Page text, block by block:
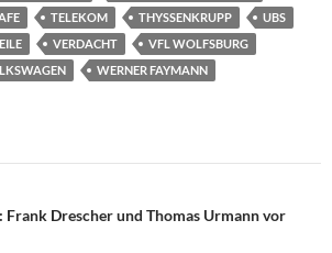
TELEKOM THYSSENKRUPP
UBS
VERDACHT
VFL WOLFSBURG
WERNER FAYMANN
Frank Drescher und Thomas Urmann vor